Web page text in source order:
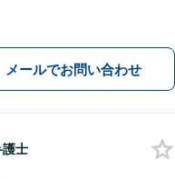
しますので、安心してご相談
メールでお問い合わせ
護士